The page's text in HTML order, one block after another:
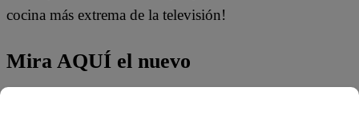
cocina más extrema de la televisión!
Mira AQUÍ el nuevo
episodio de “El Gran Chef